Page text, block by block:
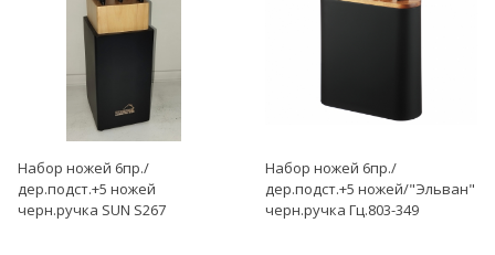
Набор ножей 6пр./
дер.подст.+5 ножей
черн.ручка SUN S267
Набор ножей 6пр./
дер.подст.+5 ножей/"Эльван"
черн.ручка Гц.803-349